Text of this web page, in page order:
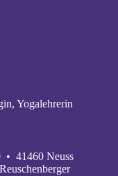
Yogalehrerin
• 41460 Neuss